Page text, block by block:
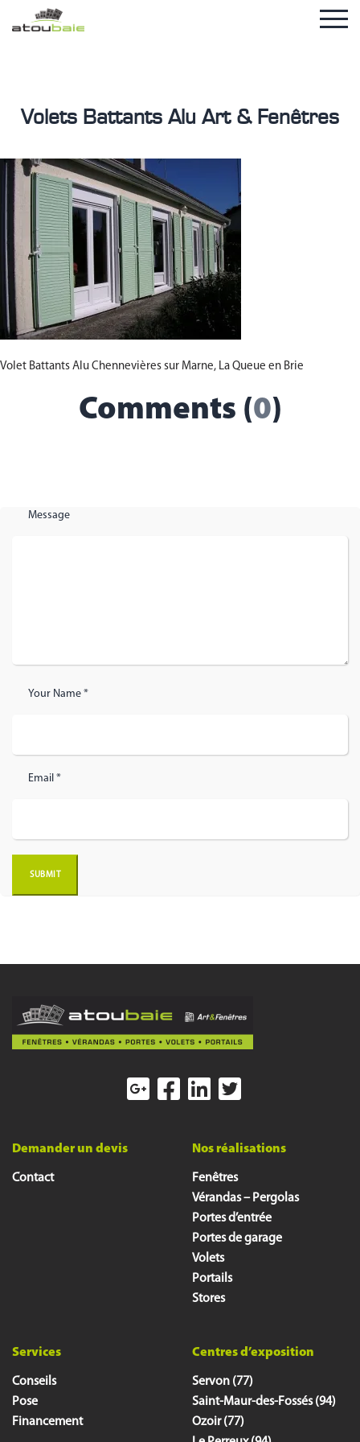
Volets Battants Alu Art & Fenêtres
Volet Battants Alu Chennevières sur Marne, La Queue en Brie
Comments (0)
Message
Your Name *
Email *
Demander un devis
Contact
Nos réalisations
Fenêtres
Vérandas – Pergolas
Portes d’entrée
Portes de garage
Volets
Portails
Stores
Services
Conseils
Pose
Financement
Centres d’exposition
Servon (77)
Saint-Maur-des-Fossés (94)
Ozoir (77)